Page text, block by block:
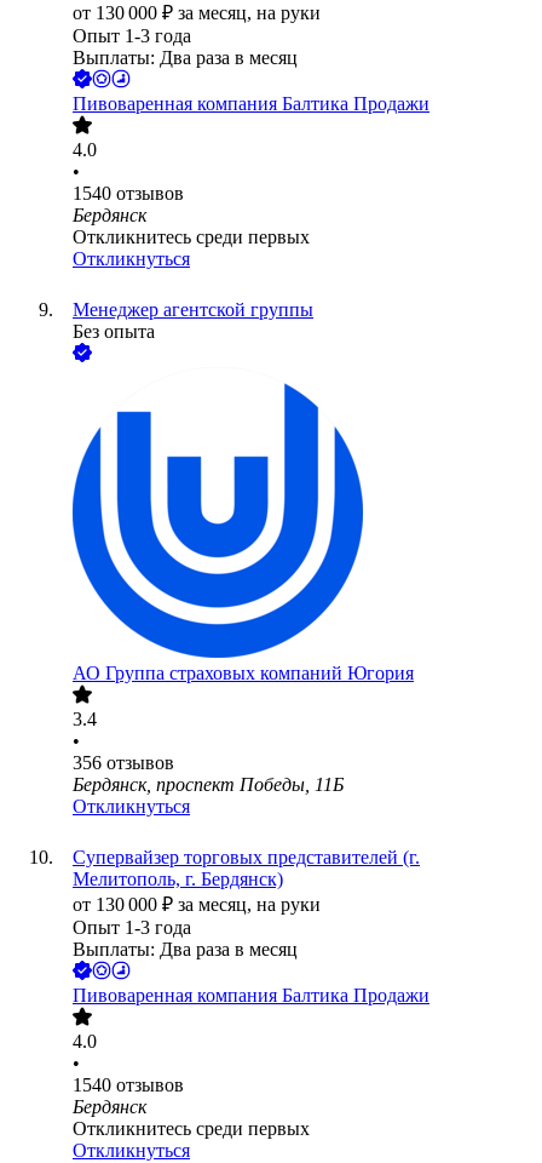
от 130 000 ₽ за месяц, на руки
Опыт 1-3 года
Выплаты: Два раза в месяц
Пивоваренная компания Балтика Продажи
4.0
•
1540 отзывов
Бердянск
Откликнитесь среди первых
Откликнуться
Менеджер агентской группы
Без опыта
АО Группа страховых компаний Югория
3.4
•
356 отзывов
Бердянск, проспект Победы, 11Б
Откликнуться
Супервайзер торговых представителей (г.
Мелитополь, г. Бердянск)
от 130 000 ₽ за месяц, на руки
Опыт 1-3 года
Выплаты: Два раза в месяц
Пивоваренная компания Балтика Продажи
4.0
•
1540 отзывов
Бердянск
Откликнитесь среди первых
Откликнуться